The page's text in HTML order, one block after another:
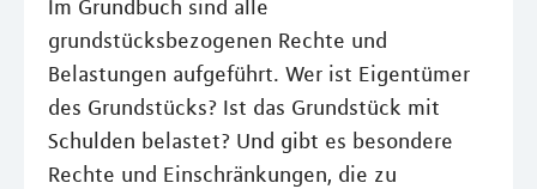
Im Grundbuch sind alle
grundstücksbezogenen Rechte und
Belastungen aufgeführt. Wer ist Eigentümer
des Grundstücks? Ist das Grundstück mit
Schulden belastet? Und gibt es besondere
Rechte und Einschränkungen, die zu